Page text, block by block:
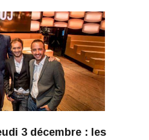
3 décembre : les